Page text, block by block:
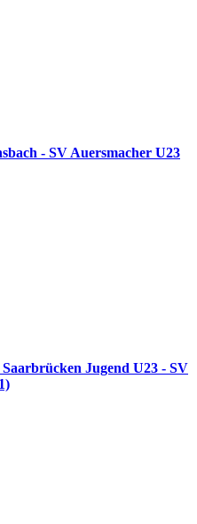
- SV Auersmacher U23
Saarbrücken Jugend U23 - SV